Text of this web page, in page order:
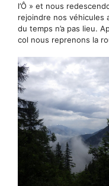
l’Ô » et nous
rejoindre nos véhicules
du temps n’a pas lieu.
col nous reprenons la